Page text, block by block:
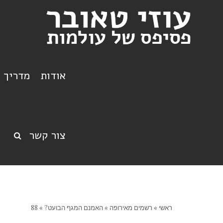
אודות מדריך
צור קשר
ראשי » רשמים מאירופה »האמנם המגף הבועט? »
88